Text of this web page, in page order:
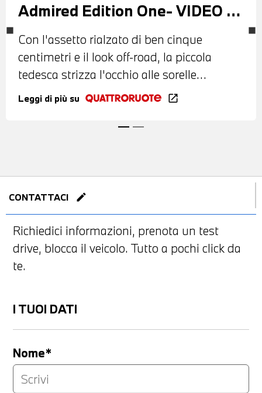
Admired Edition One- VIDEO -
Audi A1 citycarver
Con l'assetto rialzato di ben cinque
centimetri e il look off-road, la piccola
tedesca strizza l'occhio alle sorelle
maggiori della serie Q
Leggi di più su open_in_new
CONTATTACI edit
Richiedici informazioni, prenota un test
drive, blocca il veicolo. Tutto a pochi click da
te.
I TUOI DATI
Nome*